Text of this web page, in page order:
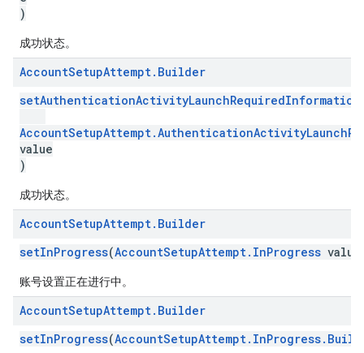
)
成功状态。
AccountSetupAttempt. Builder
setAuthenticationActivityLaunchRequiredInformation
value
)
成功状态。
AccountSetupAttempt. Builder
setInProgress(AccountSetupAttempt.InProgress
账号设置正在进行中。
AccountSetupAttempt. Builder
setInProgress(